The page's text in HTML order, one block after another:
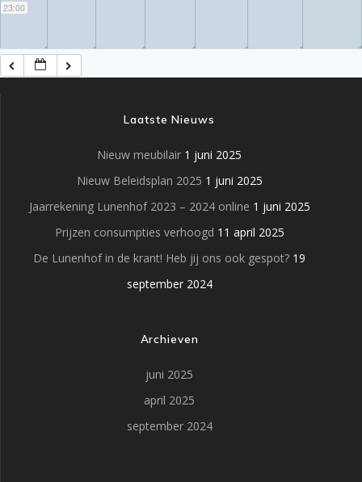
23:00
◢ ◢ ◢ ◢ ◢ ◢ ◢
Laatste Nieuws
Nieuw meubilair 1 juni 2025
Nieuw Beleidsplan 2025 1 juni 2025
Jaarrekening Lunenhof 2023 – 2024 online 1 juni 2025
Prijzen consumpties verhoogd 11 april 2025
De Lunenhof in de krant! Heb jij ons ook gespot? 19
september 2024
Archieven
juni 2025
april 2025
september 2024